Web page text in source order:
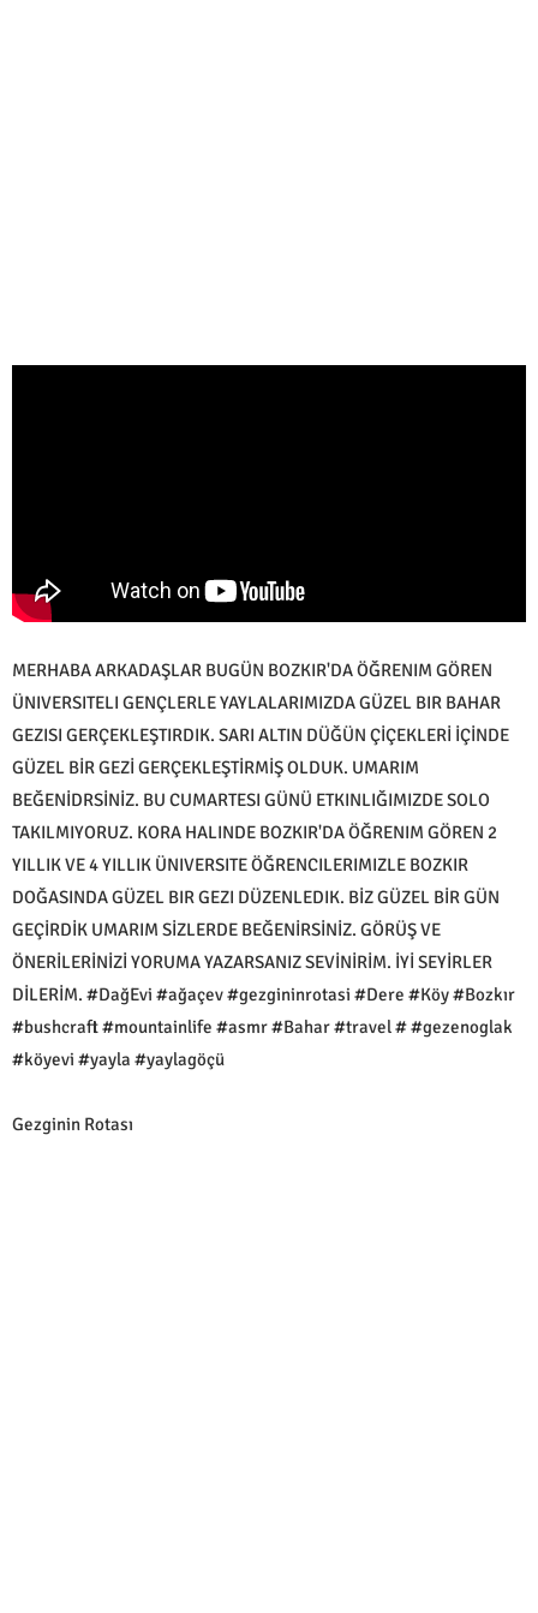
MERHABA ARKADAŞLAR BUGÜN BOZKIR'DA ÖĞRENIM GÖREN
ÜNIVERSITELI GENÇLERLE YAYLALARIMIZDA GÜZEL BIR BAHAR
GEZISI GERÇEKLEŞTIRDIK. SARI ALTIN DÜĞÜN ÇİÇEKLERİ İÇİNDE
GÜZEL BİR GEZİ GERÇEKLEŞTİRMİŞ OLDUK. UMARIM
BEĞENİDRSİNİZ. BU CUMARTESI GÜNÜ ETKINLIĞIMIZDE SOLO
TAKILMIYORUZ. KORA HALINDE BOZKIR'DA ÖĞRENIM GÖREN 2
YILLIK VE 4 YILLIK ÜNIVERSITE ÖĞRENCILERIMIZLE BOZKIR
DOĞASINDA GÜZEL BIR GEZI DÜZENLEDIK. BİZ GÜZEL BİR GÜN
GEÇİRDİK UMARIM SİZLERDE BEĞENİRSİNİZ. GÖRÜŞ VE
ÖNERİLERİNİZİ YORUMA YAZARSANIZ SEVİNİRİM. İYİ SEYİRLER
DİLERİM. #DağEvi #ağaçev #gezgininrotasi #Dere #Köy #Bozkır
#bushcraft #mountainlife #asmr #Bahar #travel # #gezenoglak
#köyevi #yayla #yaylagöçü
Gezginin Rotası